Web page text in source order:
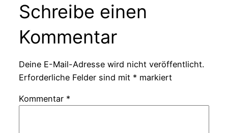
Schreibe einen
Kommentar
Deine E-Mail-Adresse wird nicht veröffentlicht.
Erforderliche Felder sind mit * markiert
Kommentar *